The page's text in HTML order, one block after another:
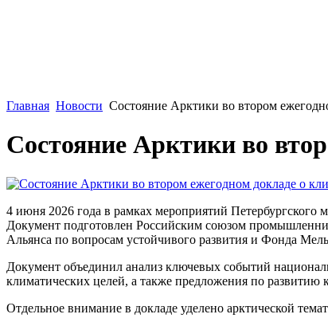
Главная Новости Состояние Арктики во втором
Состояние Арктики во
4 июня 2026 года в рамках мероприятий Петербургского
Документ подготовлен Российским союзом
Альянса по вопросам устойчивого развития и Фонда
Документ объединил анализ ключевых событий
климатических целей, а также предложения по развитию
Отдельное внимание в докладе уделено арктической